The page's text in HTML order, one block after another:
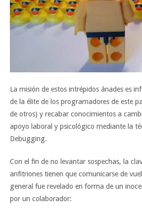
La misión de estos intrépidos ánades es
de la élite de los programadores de este
de otros) y recabar conocimientos a
apoyo laboral y psicológico mediante la
Debugging.
Con el fin de no levantar sospechas, la
anfitriones tienen que comunicarse de
general fue revelado en forma de un
por un colaborador: